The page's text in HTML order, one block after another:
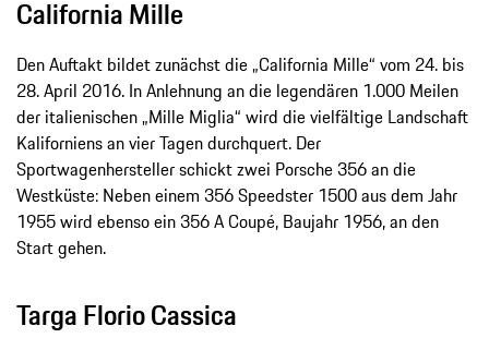
California Mille
Den Auftakt bildet zunächst die „California Mille“ vom 24. bis
28. April 2016. In Anlehnung an die legendären 1.000 Meilen
der italienischen „Mille Miglia“ wird die vielfältige Landschaft
Kaliforniens an vier Tagen durchquert. Der
Sportwagenhersteller schickt zwei Porsche 356 an die
Westküste: Neben einem 356 Speedster 1500 aus dem Jahr
1955 wird ebenso ein 356 A Coupé, Baujahr 1956, an den
Start gehen.
Targa Florio Cassica